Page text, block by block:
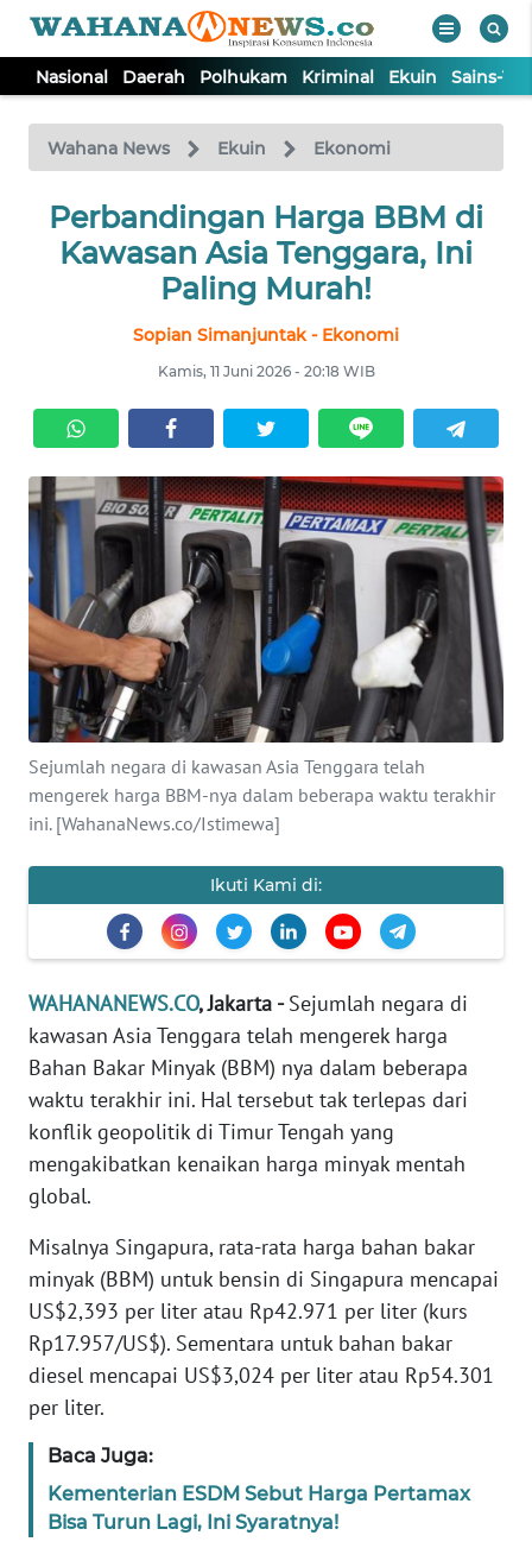
Nasional Daerah Polhukam Kriminal Ekuin Sains-
Wahana News Ekuin Ekonomi
Perbandingan Harga BBM di
Kawasan Asia Tenggara, Ini
Paling Murah!
Sopian Simanjuntak - Ekonomi
Kamis, 11 Juni 2026 - 20:18 WIB
Sejumlah negara di kawasan Asia Tenggara telah
mengerek harga BBM-nya dalam beberapa waktu terakhir
ini. [WahanaNews.co/Istimewa]
Ikuti Kami di:
WAHANANEWS.CO, Jakarta -Sejumlah negara di
kawasan Asia Tenggara telah mengerek harga
Bahan Bakar Minyak (BBM) nya dalam beberapa
waktu terakhir ini. Hal tersebut tak terlepas dari
konflik geopolitik di Timur Tengah yang
mengakibatkan kenaikan harga minyak mentah
global.
Misalnya Singapura, rata-rata harga bahan bakar
minyak (BBM) untuk bensin di Singapura mencapai
US$2,393 per liter atau Rp42.971 per liter (kurs
Rp17.957/US$). Sementara untuk bahan bakar
diesel mencapai US$3,024 per liter atau Rp54.301
per liter.
Baca Juga:
Kementerian ESDM Sebut Harga Pertamax
Bisa Turun Lagi, Ini Syaratnya!
TV
Tutup
NASIONAL
KRIMINAL
EKUIN
SAINS-TEKNO
KESEHATAN
INTERNASIONAL
SERBA-SERBI
PENDIDIKAN
EDITORIAL
Informasi
INDEKS
KONTAK
KAMI
INFO
IKLAN
TENTANG
KAMI
MEDIA
SIBER